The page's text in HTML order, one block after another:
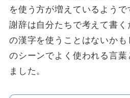
を使う方が増えているよう
謝辞は自分たちで考えて書く
の漢字を使うことはないか
のシーンでよく使われる言
ました。